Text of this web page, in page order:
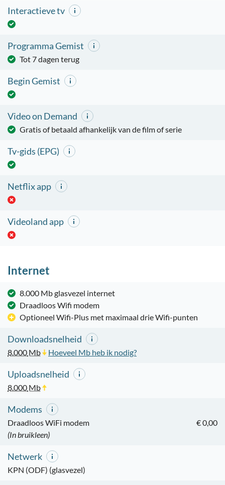
Interactieve tv
Programma Gemist
Tot 7 dagen terug
Begin Gemist
Video on Demand
Gratis of betaald afhankelijk van de film of serie
Tv-gids (EPG)
Netflix app
Videoland app
Internet
8.000 Mb glasvezel internet
Draadloos Wifi modem
Optioneel Wifi-Plus met maximaal drie Wifi-punten
Downloadsnelheid
8.000 Mb Hoeveel Mb heb ik nodig?
Uploadsnelheid
8.000 Mb
Modems
Draadloos WiFi modem
€ 0,00
(In bruikleen)
Netwerk
KPN (ODF) (glasvezel)